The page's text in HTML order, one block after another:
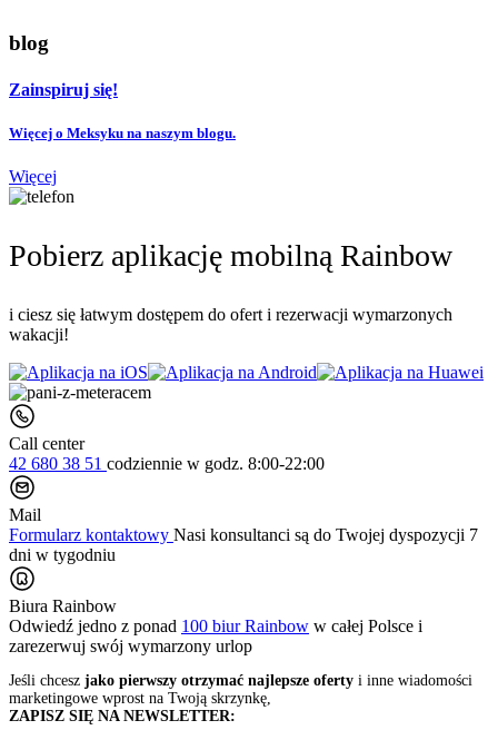
blog
Zainspiruj się!
Więcej o Meksyku na naszym blogu.
Więcej
Pobierz aplikację mobilną Rainbow
i ciesz się łatwym dostępem do ofert i rezerwacji wymarzonych
wakacji!
Call center
42 680 38 51 codziennie w godz. 8:00-22:00
Mail
Formularz kontaktowy Nasi konsultanci są do Twojej dyspozycji 7
dni w tygodniu
Biura Rainbow
Odwiedź jedno z ponad 100 biur Rainbow w całej Polsce i
zarezerwuj swój wymarzony urlop
Jeśli chcesz jako pierwszy otrzymać najlepsze oferty i inne wiadomości
marketingowe wprost na Twoją skrzynkę,
ZAPISZ SIĘ NA NEWSLETTER: